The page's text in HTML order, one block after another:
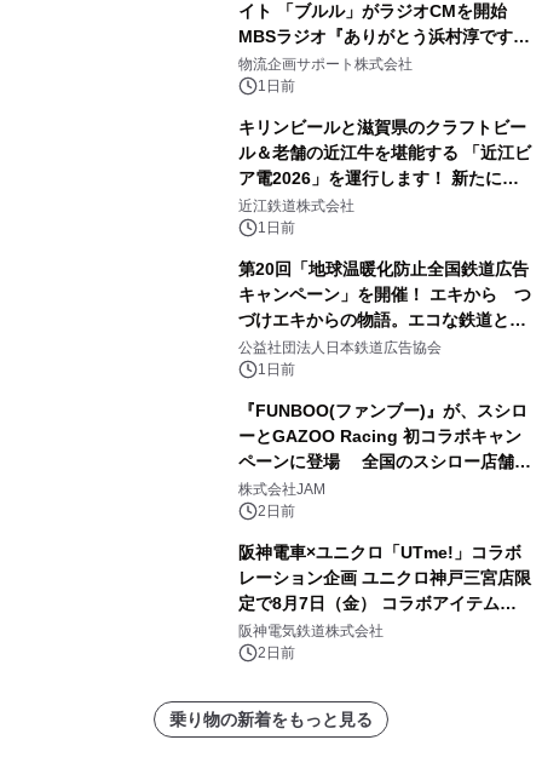
イト 「ブルル」がラジオCMを開始
MBSラジオ『ありがとう浜村淳です』
にて8月1日(土)より
物流企画サポート株式会社
1日前
キリンビールと滋賀県のクラフトビー
ル＆老舗の近江牛を堪能する 「近江ビ
ア電2026」を運行します！ 新たに
「長濱浪漫ビール」が参加！キリン一
番搾り飲み放題が復活！
近江鉄道株式会社
1日前
第20回「地球温暖化防止全国鉄道広告
キャンペーン」を開催！ エキから つ
づけエキからの物語。エコな鉄道とと
もに。
公益社団法人日本鉄道広告協会
1日前
『FUNBOO(ファンブー)』が、スシロ
ーとGAZOO Racing 初コラボキャン
ペーンに登場 全国のスシロー店舗で
GR 4車種の FUNBOO(ミニカー)付き
メニューが展開されます
株式会社JAM
2日前
阪神電車×ユニクロ「UTme!」コラボ
レーション企画 ユニクロ神戸三宮店限
定で8月7日（金） コラボアイテムが
発売決定！
阪神電気鉄道株式会社
2日前
乗り物の新着をもっと見る